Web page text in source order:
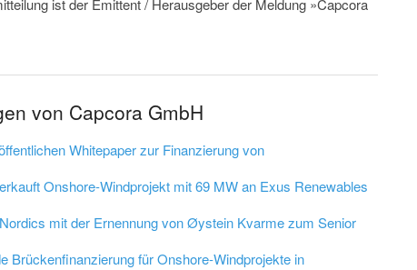
ist der Emittent / Herausgeber der Meldung »Capcora
von Capcora GmbH
Whitepaper zur Finanzierung von
Onshore-Windprojekt mit 69 MW an Exus Renewables
mit der Ernennung von Øystein Kvarme zum Senior
Brückenfinanzierung für Onshore-Windprojekte in